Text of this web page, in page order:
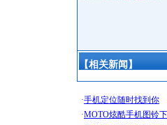
【相关新闻】